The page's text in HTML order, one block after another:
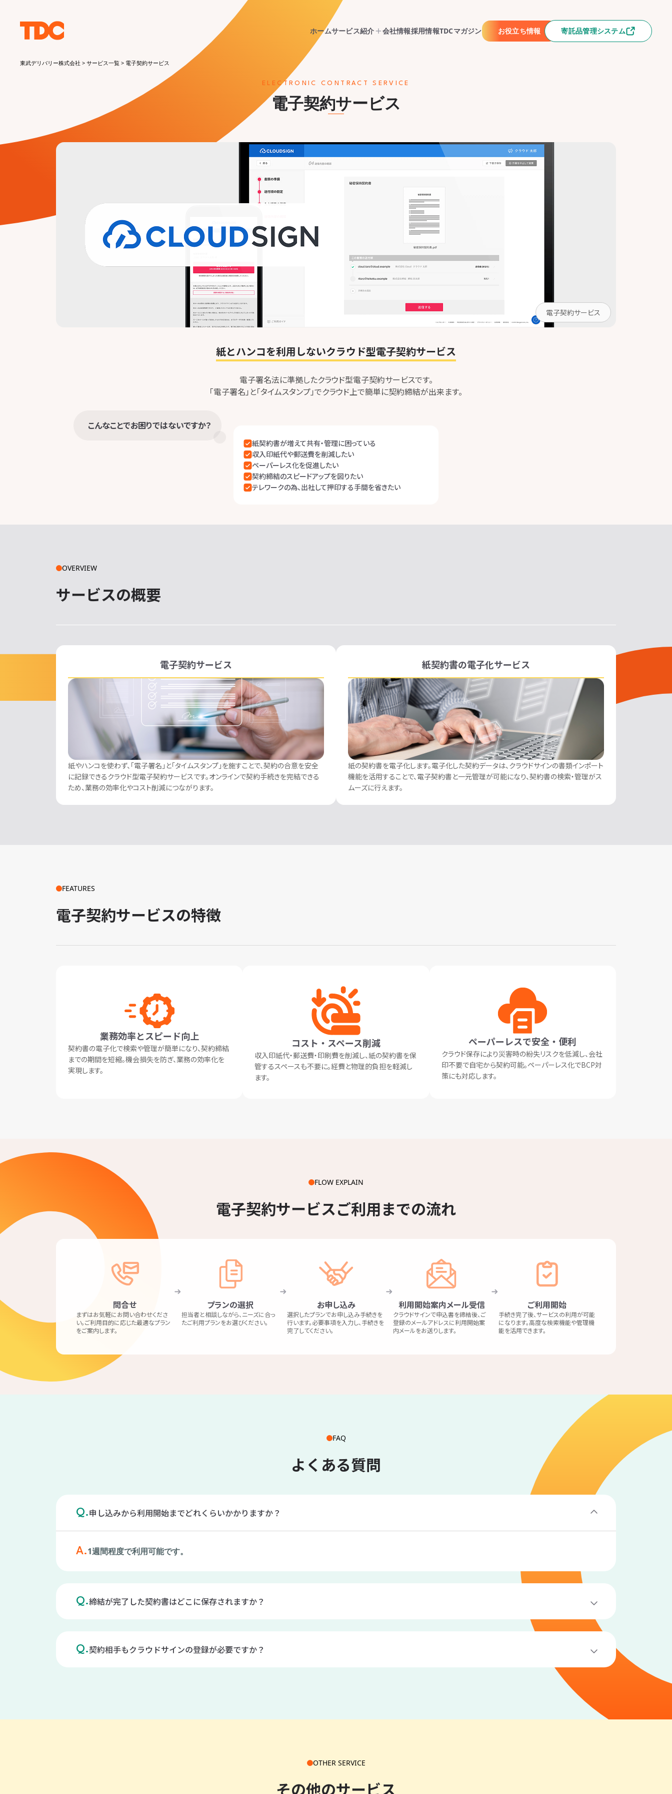
ホームサービス紹介 会社情報採用情報TDCマガジン お役立ち情報 寄託品管理システム
東武デリバリー株式会社 > サービス一覧 > 電子契約サービス
ELECTRONIC CONTRACT SERVICE
電子契約サービス
電子契約サービス
紙とハンコを利用しないクラウド型電子契約サービス
電子署名法に準拠したクラウド型電子契約サービスです。
「電子署名」と「タイムスタンプ」でクラウド上で簡単に契約締結が出来ます。
こんなことでお困りではないですか？
紙契約書が増えて共有・管理に困っている
収入印紙代や郵送費を削減したい
ペーパーレス化を促進したい
契約締結のスピードアップを図りたい
テレワークの為、出社して押印する手間を省きたい
OVERVIEW
サービスの概要
電子契約サービス
紙やハンコを使わず、「電子署名」と「タイムスタンプ」を施すことで、契約の合意を安全
に記録できるクラウド型電子契約サービスです。オンラインで契約手続きを完結できる
ため、業務の効率化やコスト削減につながります。
紙契約書の電子化サービス
紙の契約書を電子化します。電子化した契約データは、クラウドサインの書類インポート
機能を活用することで、電子契約書と一元管理が可能になり、契約書の検索・管理がス
ムーズに行えます。
FEATURES
電子契約サービスの特徴
業務効率とスピード向上
契約書の電子化で検索や管理が簡単になり、契約締結
までの期間を短縮。機会損失を防ぎ、業務の効率化を
実現します。
コスト・スペース削減
収入印紙代・郵送費・印刷費を削減し、紙の契約書を保
管するスペースも不要に。経費と物理的負担を軽減し
ます。
ペーパーレスで安全・便利
クラウド保存により災害時の紛失リスクを低減し、会社
印不要で自宅から契約可能。ペーパーレス化でBCP対
策にも対応します。
FLOW EXPLAIN
電子契約サービスご利用までの流れ
問合せ
まずはお気軽にお問い合わせくださ
い。ご利用目的に応じた最適なプラン
をご案内します。
プランの選択
担当者と相談しながら、ニーズに合っ
たご利用プランをお選びください。
お申し込み
選択したプランでお申し込み手続きを
行います。必要事項を入力し、手続きを
完了してください。
利用開始案内メール受信
クラウドサインで申込書を締結後、ご
登録のメールアドレスに利用開始案
内メールをお送りします。
ご利用開始
手続き完了後、サービスの利用が可能
になります。高度な検索機能や管理機
能を活用できます。
FAQ
よくある質問
Q.申し込みから利用開始までどれくらいかかりますか？
A.1週間程度で利用可能です。
Q.締結が完了した契約書はどこに保存されますか？
締結が完了した契約書は「締結済み」フォルダに自動で保存されます。
Q.契約相手もクラウドサインの登録が必要ですか？
OTHER SERVICE
その他のサービス